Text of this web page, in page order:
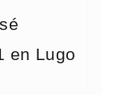
en Lugo